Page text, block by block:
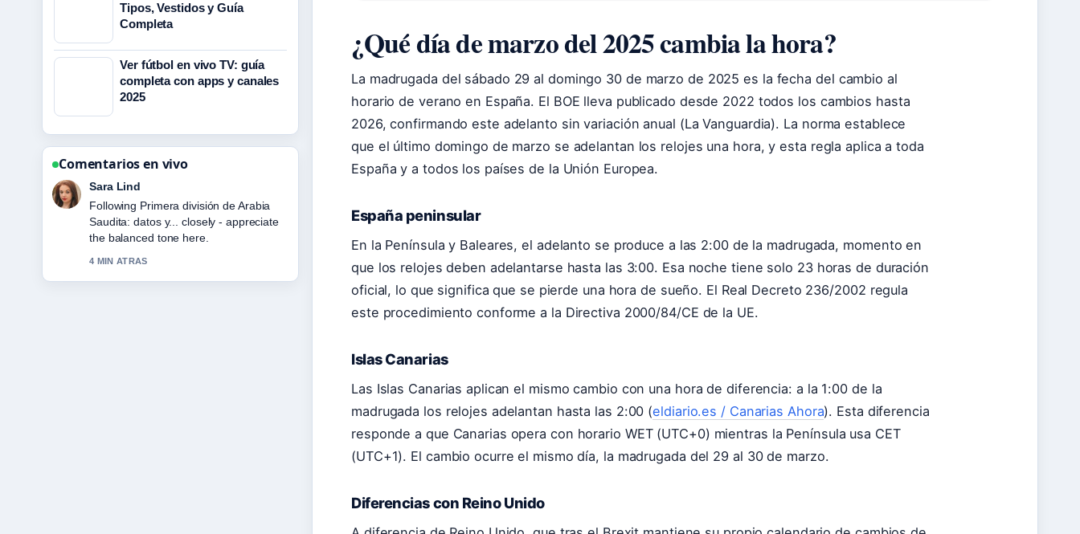
¿Qué día de marzo del 2025 cambia la hora?
La madrugada del sábado 29 al domingo 30 de marzo de 2025 es la fecha del cambio al
horario de verano en España. El BOE lleva publicado desde 2022 todos los cambios hasta
2026, confirmando este adelanto sin variación anual (La Vanguardia). La norma establece
que el último domingo de marzo se adelantan los relojes una hora, y esta regla aplica a toda
España y a todos los países de la Unión Europea.
España peninsular
En la Península y Baleares, el adelanto se produce a las 2:00 de la madrugada, momento en
que los relojes deben adelantarse hasta las 3:00. Esa noche tiene solo 23 horas de duración
oficial, lo que significa que se pierde una hora de sueño. El Real Decreto 236/2002 regula
este procedimiento conforme a la Directiva 2000/84/CE de la UE.
Islas Canarias
Las Islas Canarias aplican el mismo cambio con una hora de diferencia: a la 1:00 de la
madrugada los relojes adelantan hasta las 2:00 (eldiario.es / Canarias Ahora). Esta diferencia
responde a que Canarias opera con horario WET (UTC+0) mientras la Península usa CET
(UTC+1). El cambio ocurre el mismo día, la madrugada del 29 al 30 de marzo.
Diferencias con Reino Unido
Tipos, Vestidos y Guía
Completa
Ver fútbol en vivo TV: guía
completa con apps y canales
2025
Comentarios en vivo
Ethan Collins
Useful context on Entradas a
Disneyland Paris 2026: precios,
ofertas.... Please keep this live thread